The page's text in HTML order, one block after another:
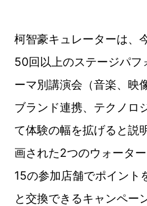
柯智豪キュレーターは、
50回以上のステージパフ
ーマ別講演会（音楽、映
ブランド連携、テクノロ
て体験の幅を拡げると説
画された2つのウォーター
15の参加店舗でポイント
と交換できるキャンペー